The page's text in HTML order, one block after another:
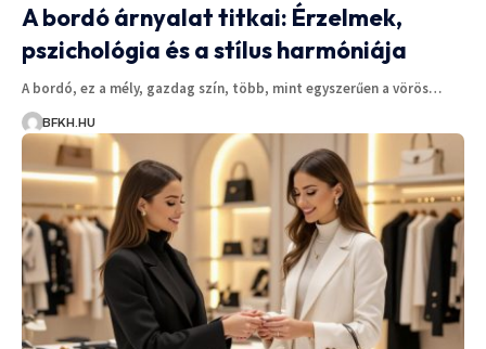
A bordó árnyalat titkai: Érzelmek,
pszichológia és a stílus harmóniája
A bordó, ez a mély, gazdag szín, több, mint egyszerűen a vörös…
BFKH.HU